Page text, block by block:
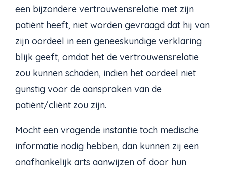
een bijzondere vertrouwensrelatie met zijn
patiënt heeft, niet worden gevraagd dat hij van
zijn oordeel in een geneeskundige verklaring
blijk geeft, omdat het de vertrouwensrelatie
zou kunnen schaden, indien het oordeel niet
gunstig voor de aanspraken van de
patiënt/cliënt zou zijn.
Mocht een vragende instantie toch medische
informatie nodig hebben, dan kunnen zij een
onafhankelijk arts aanwijzen of door hun